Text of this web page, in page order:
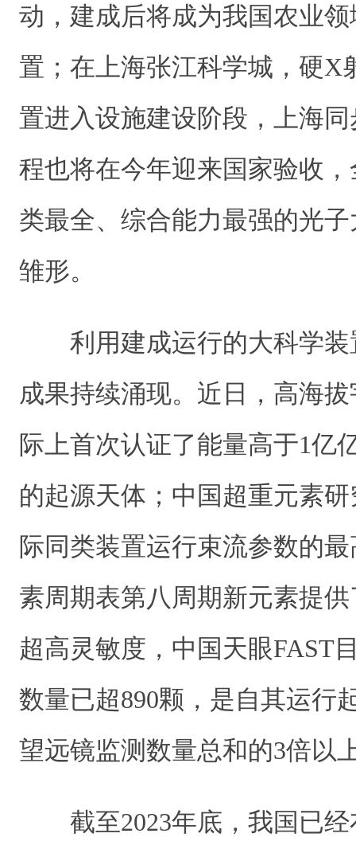
动，建成后将成为我国农业
置；在上海张江科学城，硬X
置进入设施建设阶段，上海
程也将在今年迎来国家验收
类最全、综合能力最强的光
雏形。
利用建成运行的大科学
成果持续涌现。近日，高海
际上首次认证了能量高于1亿
的起源天体；中国超重元素
际同类装置运行束流参数的
素周期表第八周期新元素提
超高灵敏度，中国天眼FAST
数量已超890颗，是自其运行
望远镜监测数量总和的3倍以
截至2023年底，我国已